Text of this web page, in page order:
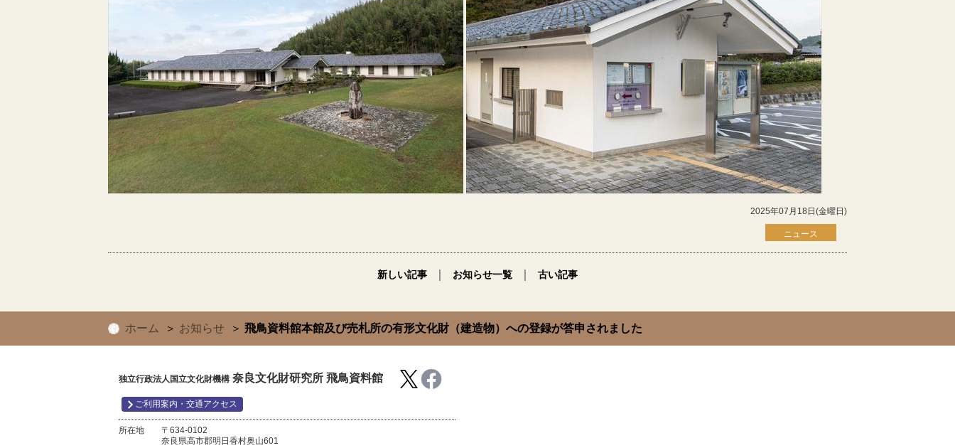
2025年07月18日(金曜日)
ニュース
新しい記事 お知らせ一覧 古い記事
ホーム お知らせ 飛鳥資料館本館及び売札所の有形文化財（建造物）への登録が答申されました
独立行政法人国立文化財機構 奈良文化財研究所 飛鳥資料館
ご利用案内・交通アクセス
所在地
〒634-0102
奈良県高市郡明日香村奥山601